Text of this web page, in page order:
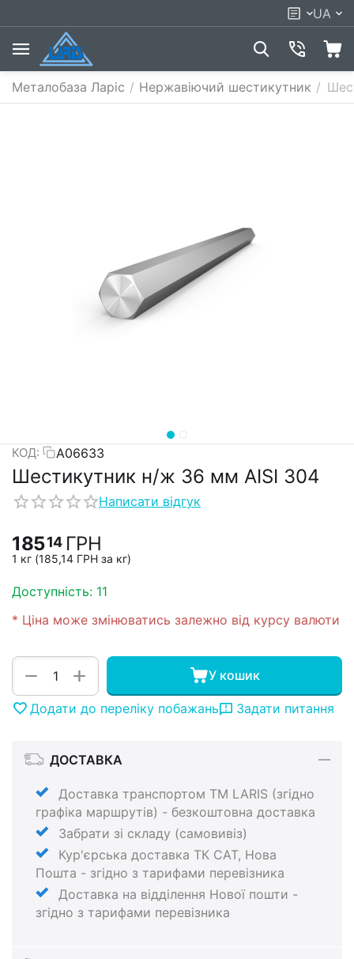
UA
Металобаза Ларіс / Нержавіючий шестикутник /
КОД: А06633
Шестикутник н/ж 36 мм AISI 304
Написати відгук
18514 ГРН
1 кг (185,14 ГРН за кг)
Доступність: 11
* Ціна може змінюватись залежно від курсу валюти
+
− У кошик
Додати до переліку побажань Задати питання
ДОСТАВКА
Доставка транспортом ТМ LARIS (згідно
графіка маршрутів) - безкоштовна доставка
Забрати зі складу (самовивіз)
Кур'єрська доставка ТК САТ, Нова
Пошта - згідно з тарифами перевізника
Доставка на відділення Нової пошти -
згідно з тарифами перевізника